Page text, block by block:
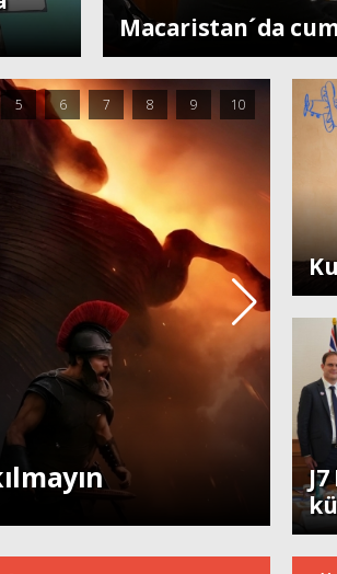
Dünya
Macaristan´da
5 6 7 8 9 10